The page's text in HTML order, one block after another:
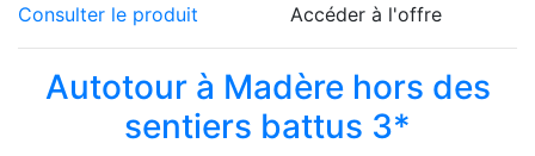
Consulter le produit
Accéder à l'offre
Autotour à Madère hors des
sentiers battus 3*